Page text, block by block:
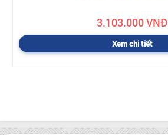
3.103.000 VNĐ
Xem chi tiết